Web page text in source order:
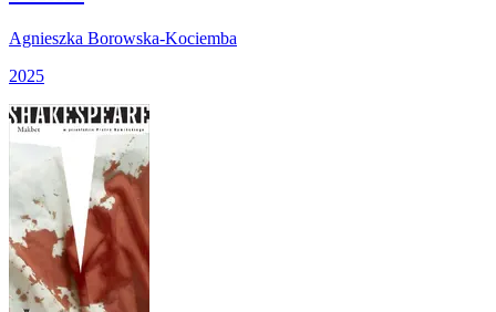
Agnieszka Borowska-Kociemba
2025